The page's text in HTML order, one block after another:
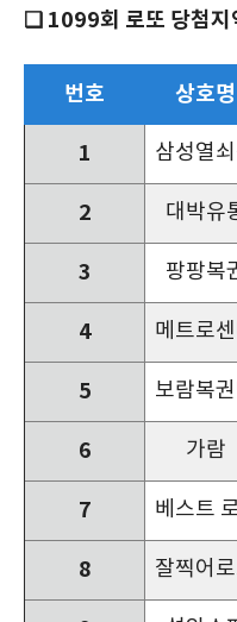
❑ 1099회 로또 당첨지
번호 상호명
1 삼성열
2 대박유
3 팡팡복
4 메트로
5 보람복
6 가람
7 베스트
8 잘찍어